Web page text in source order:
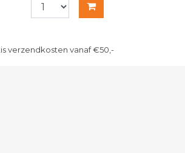
verzendkosten vanaf €50,-